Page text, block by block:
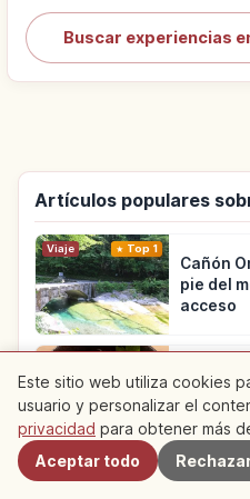
Buscar experiencias
Artículos populares
Viaje Top 1
Cañón
pie del
acceso
Tai-
se
Vida Top 3
Este sitio web utiliza cookies
usuario y personalizar el
privacidad para obtener más
Aceptar todo